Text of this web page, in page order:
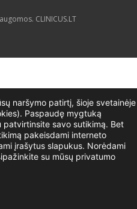
CLINICUS.LT
naršymo patirtį, šioje svetainėje
Paspaudę mygtuką
patvirtinsite savo sutikimą. Bet
pakeisdami interneto
įrašytus slapukus. Norėdami
su mūsų privatumo